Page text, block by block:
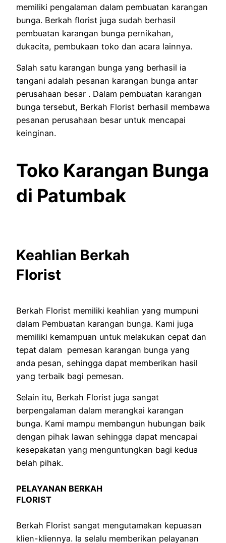
memiliki pengalaman dalam pembuatan karangan
bunga. Berkah florist juga sudah berhasil
pembuatan karangan bunga pernikahan,
dukacita, pembukaan toko dan acara lainnya.
Salah satu karangan bunga yang berhasil ia
tangani adalah pesanan karangan bunga antar
perusahaan besar . Dalam pembuatan karangan
bunga tersebut, Berkah Florist berhasil membawa
pesanan perusahaan besar untuk mencapai
keinginan.
Toko Karangan Bunga
di Patumbak
Keahlian Berkah
Florist
Berkah Florist memiliki keahlian yang mumpuni
dalam Pembuatan karangan bunga. Kami juga
memiliki kemampuan untuk melakukan cepat dan
tepat dalam pemesan karangan bunga yang
anda pesan, sehingga dapat memberikan hasil
yang terbaik bagi pemesan.
Selain itu, Berkah Florist juga sangat
berpengalaman dalam merangkai karangan
bunga. Kami mampu membangun hubungan baik
dengan pihak lawan sehingga dapat mencapai
kesepakatan yang menguntungkan bagi kedua
belah pihak.
PELAYANAN BERKAH
FLORIST
Berkah Florist sangat mengutamakan kepuasan
klien-kliennya. Ia selalu memberikan pelayanan